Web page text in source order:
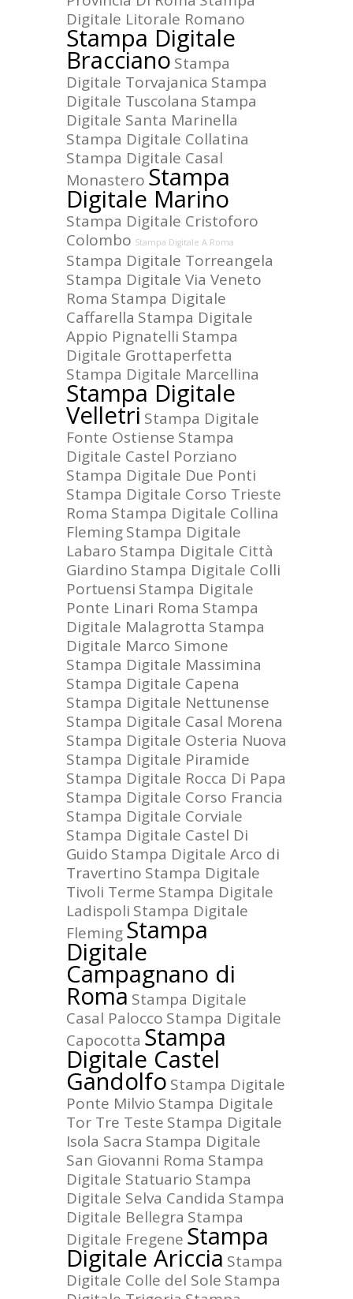
Digitale Litorale Romano
Stampa Digitale
Bracciano Stampa
Digitale Torvajanica Stampa
Digitale Tuscolana Stampa
Digitale Santa Marinella
Stampa Digitale Collatina
Stampa Digitale Casal
Monastero Stampa
Digitale Marino
Stampa Digitale Cristoforo
Colombo Stampa Digitale A Roma
Stampa Digitale Torreangela
Stampa Digitale Via Veneto
Roma Stampa Digitale
Caffarella Stampa Digitale
Appio Pignatelli Stampa
Digitale Grottaperfetta
Stampa Digitale Marcellina
Stampa Digitale
Velletri Stampa Digitale
Fonte Ostiense Stampa
Digitale Castel Porziano
Stampa Digitale Due Ponti
Stampa Digitale Corso Trieste
Roma Stampa Digitale Collina
FlemingStampa Digitale
Labaro Stampa Digitale Città
Giardino Stampa Digitale Colli
Portuensi Stampa Digitale
Ponte Linari Roma Stampa
Digitale Malagrotta Stampa
Digitale Marco Simone
Stampa Digitale Massimina
Stampa Digitale Capena
Stampa Digitale Nettunense
Stampa Digitale Casal Morena
Stampa Digitale Osteria Nuova
Stampa Digitale Piramide
Stampa Digitale Rocca Di Papa
Stampa Digitale Corso Francia
Stampa Digitale Corviale
Stampa Digitale Castel Di
Guido Stampa Digitale Arco di
Travertino Stampa Digitale
Tivoli Terme Stampa Digitale
Ladispoli Stampa Digitale
FlemingStampa
Digitale
Campagnano di
Roma Stampa Digitale
Casal Palocco Stampa Digitale
Capocotta Stampa
Digitale Castel
Gandolfo Stampa Digitale
Ponte Milvio Stampa Digitale
Tor Tre Teste Stampa Digitale
Isola Sacra Stampa Digitale
San Giovanni Roma Stampa
Digitale Statuario Stampa
Digitale Selva Candida Stampa
Digitale Bellegra Stampa
Digitale Fregene Stampa
Digitale Ariccia Stampa
Digitale Colle del Sole Stampa